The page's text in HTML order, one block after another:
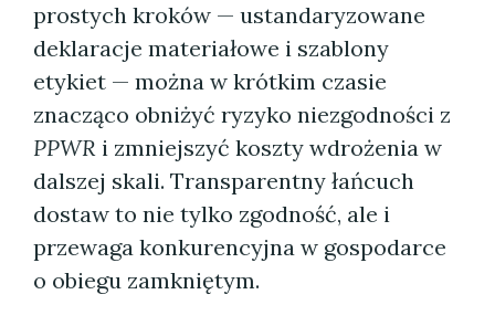
prostych kroków — ustandaryzowane
deklaracje materiałowe i szablony
etykiet — można w krótkim czasie
znacząco obniżyć ryzyko niezgodności z
PPWR i zmniejszyć koszty wdrożenia w
dalszej skali. Transparentny łańcuch
dostaw to nie tylko zgodność, ale i
przewaga konkurencyjna w gospodarce
o obiegu zamkniętym.